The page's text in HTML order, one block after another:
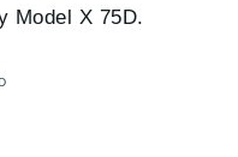
Model X 75D.